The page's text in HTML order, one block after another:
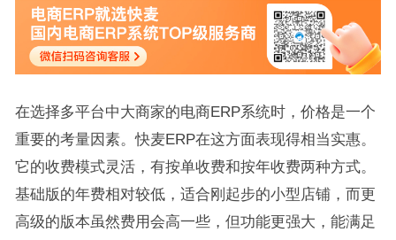
在选择多平台中大商家的电商ERP系统时，价格是一个
重要的考量因素。快麦ERP在这方面表现得相当实惠。
它的收费模式灵活，有按单收费和按年收费两种方式。
基础版的年费相对较低，适合刚起步的小型店铺，而更
高级的版本虽然费用会高一些，但功能更强大，能满足